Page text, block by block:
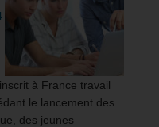
à France travail
le lancement des
des jeunes